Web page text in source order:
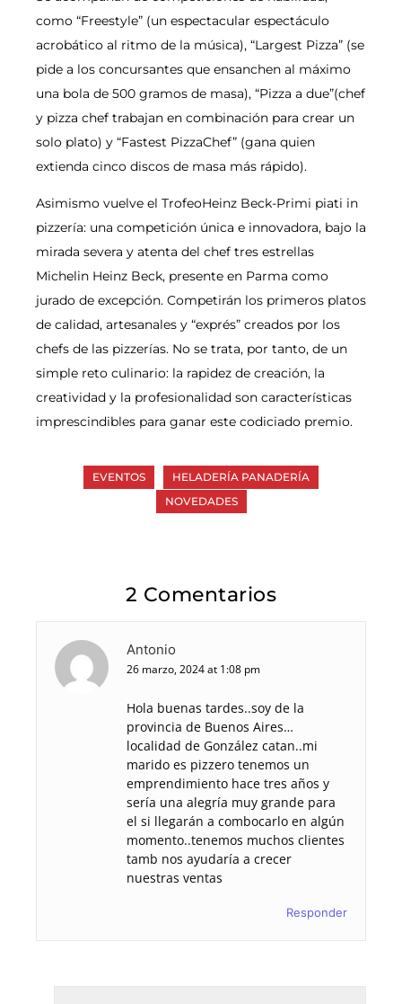
como “Freestyle” (un espectacular espectáculo
acrobático al ritmo de la música), “Largest Pizza” (se
pide a los concursantes que ensanchen al máximo
una bola de 500 gramos de masa), “Pizza a due”(chef
y pizza chef trabajan en combinación para crear un
solo plato) y “Fastest PizzaChef” (gana quien
extienda cinco discos de masa más rápido).
Asimismo vuelve el TrofeoHeinz Beck-Primi piati in
pizzería: una competición única e innovadora, bajo la
mirada severa y atenta del chef tres estrellas
Michelin Heinz Beck, presente en Parma como
jurado de excepción. Competirán los primeros platos
de calidad, artesanales y “exprés” creados por los
chefs de las pizzerías. No se trata, por tanto, de un
simple reto culinario: la rapidez de creación, la
creatividad y la profesionalidad son características
imprescindibles para ganar este codiciado premio.
EVENTOS
HELADERÍA PANADERÍA
NOVEDADES
2 Comentarios
Antonio
26 marzo, 2024 at 1:08 pm
Hola buenas tardes..soy de la
provincia de Buenos Aires…
localidad de González catan..mi
marido es pizzero tenemos un
emprendimiento hace tres años y
sería una alegría muy grande para
el si llegarán a combocarlo en algún
momento..tenemos muchos clientes
tamb nos ayudaría a crecer
nuestras ventas
Responder